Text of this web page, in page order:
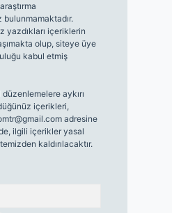
yazdıkları içeriklerin
olup, siteye üye
kabul etmiş
aykırı
içerikleri,
adresine
ilgili içerikler yasal
kaldırılacaktır.